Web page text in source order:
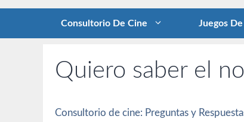
Consultorio De Cine Juegos
Quiero saber el
Consultorio de cine: Preguntas y